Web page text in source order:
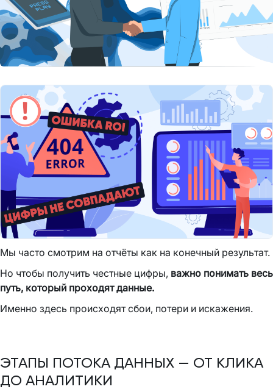
Мы часто смотрим на отчёты как на конечный результат.
Но чтобы получить честные цифры, важно понимать весь
путь, который проходят данные.
Именно здесь происходят сбои, потери и искажения.
ЭТАПЫ ПОТОКА ДАННЫХ — ОТ КЛИКА
ДО АНАЛИТИКИ